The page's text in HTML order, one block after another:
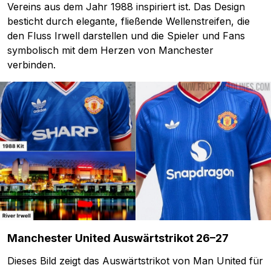
Vereins aus dem Jahr 1988 inspiriert ist. Das Design
besticht durch elegante, fließende Wellenstreifen, die
den Fluss Irwell darstellen und die Spieler und Fans
symbolisch mit dem Herzen von Manchester
verbinden.
Manchester United Auswärtstrikot 26–27
Dieses Bild zeigt das Auswärtstrikot von Man United für